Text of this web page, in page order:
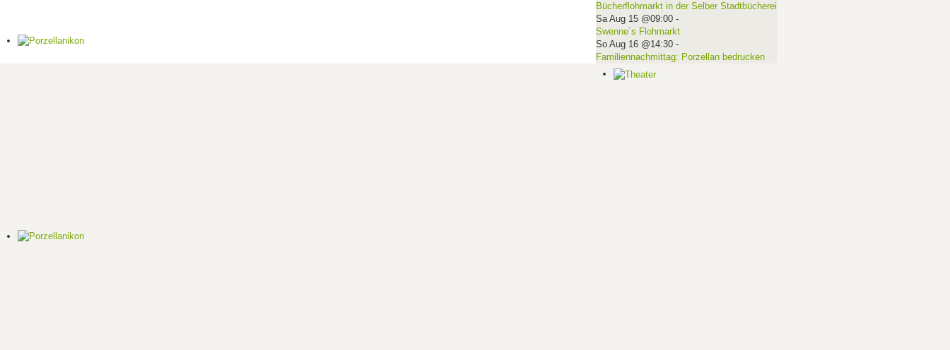
Bücherflohmarkt in der Selber Stadtbücherei
Sa Aug 15 @09:00-
Swenne´s Flohmarkt
So Aug 16 @14:30-
Familiennachmittag: Porzellan bedrucken